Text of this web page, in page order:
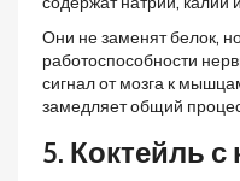
Они не заменят белок,
работоспособности
сигнал от мозга к
замедляет общий
5. Коктейль с